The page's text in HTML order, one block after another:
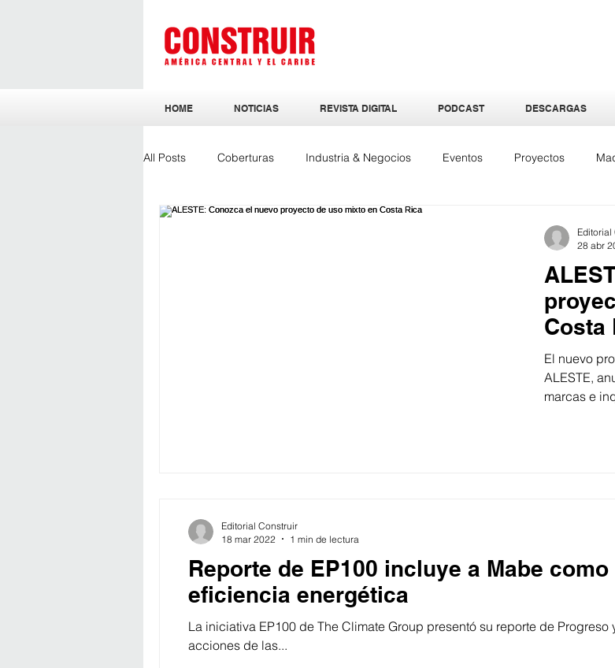
HOME NOTICIAS REVISTA DIGITAL PODCAST DESCARGAS
All Posts Coberturas Industria & Negocios Eventos Proyectos
Costa
El nuevo
ALESTE,
marcas e
Editorial
28 abr
Reporte de EP100 incluye a Mabe
eficiencia energética
La iniciativa EP100 de The Climate Group presentó su reporte de
acciones de las...
Editorial Construir
18 mar 2022
1 min de lectura